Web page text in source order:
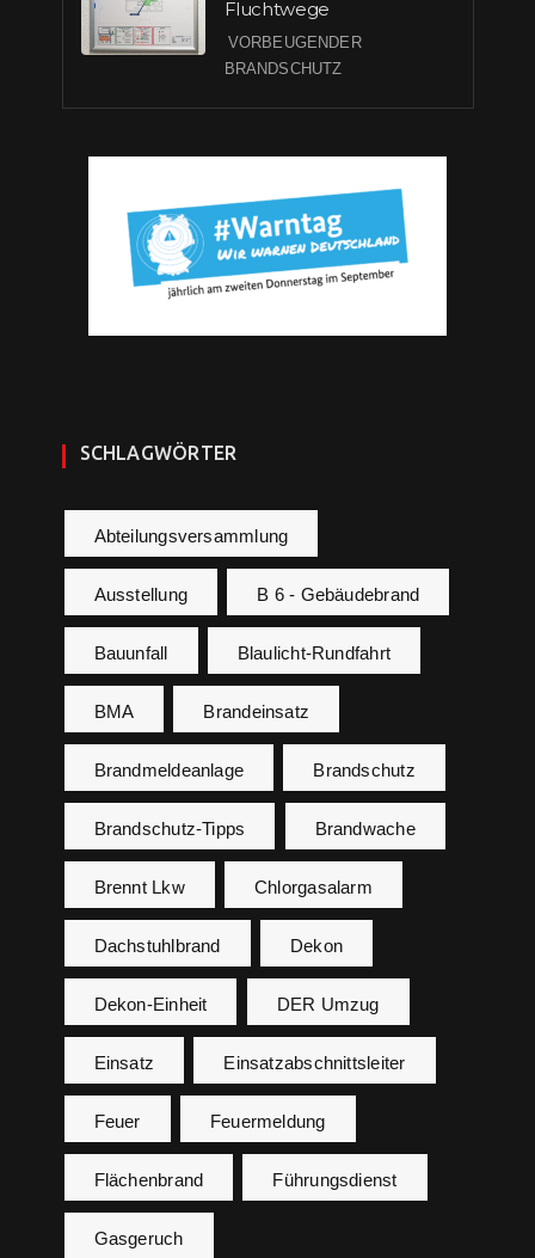
Fluchtwege
VORBEUGENDER
BRANDSCHUTZ
SCHLAGWÖRTER
Abteilungsversammlung
Ausstellung B 6 - Gebäudebrand
Bauunfall Blaulicht-Rundfahrt
BMA Brandeinsatz
Brandmeldeanlage Brandschutz
Brandschutz-Tipps Brandwache
Brennt Lkw Chlorgasalarm
Dachstuhlbrand Dekon
Dekon-Einheit DER Umzug
Einsatz Einsatzabschnittsleiter
Feuer Feuermeldung
Flächenbrand Führungsdienst
Gasgeruch